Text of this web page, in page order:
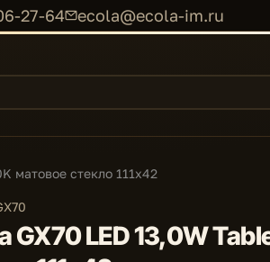
27-64 ecola@ecola-im.ru
матовое стекло 111x42
GX70 LED 13,0W